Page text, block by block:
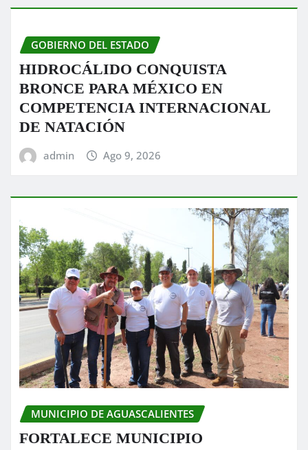
GOBIERNO DEL ESTADO
HIDROCÁLIDO CONQUISTA
BRONCE PARA MÉXICO EN
COMPETENCIA INTERNACIONAL
DE NATACIÓN
admin Ago 9, 2026
MUNICIPIO DE AGUASCALIENTES
FORTALECE MUNICIPIO